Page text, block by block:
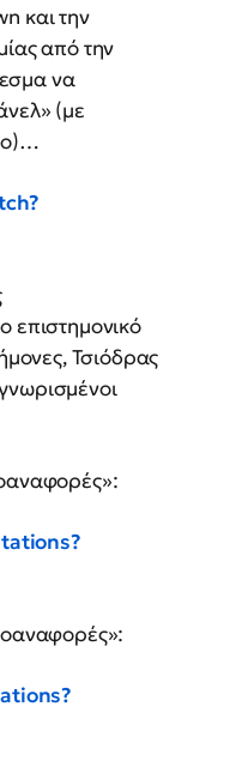
και την
από την
να
(με
επιστημονικό
Τσιόδρας